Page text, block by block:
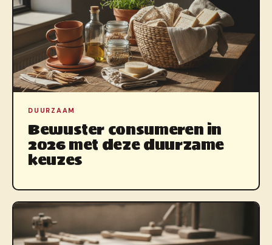
DUURZAAM
Bewuster consumeren in
2026 met deze duurzame
keuzes